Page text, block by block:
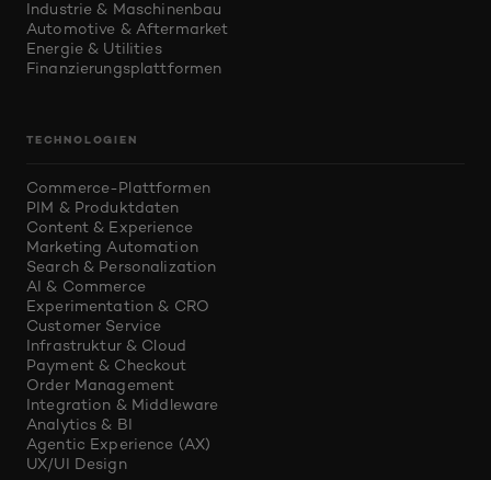
Industrie & Maschinenbau
Automotive & Aftermarket
Energie & Utilities
Finanzierungsplattformen
TECHNOLOGIEN
Commerce-Plattformen
PIM & Produktdaten
Content & Experience
Marketing Automation
Search & Personalization
AI & Commerce
Experimentation & CRO
Customer Service
Infrastruktur & Cloud
Payment & Checkout
Order Management
Integration & Middleware
Analytics & BI
Agentic Experience (AX)
UX/UI Design